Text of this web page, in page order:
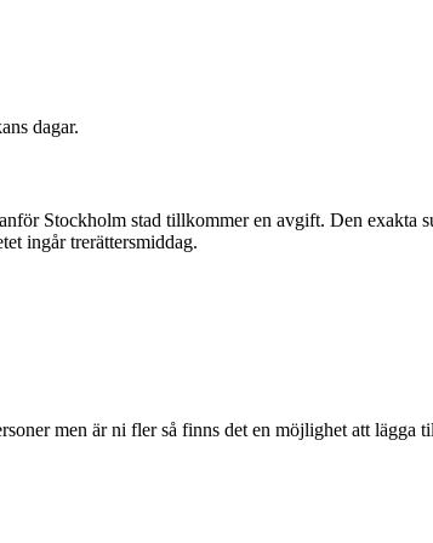
dagar.
Stockholm stad tillkommer en avgift. Den exakta
ingår trerättersmiddag.
men är ni fler så finns det en möjlighet att lägga